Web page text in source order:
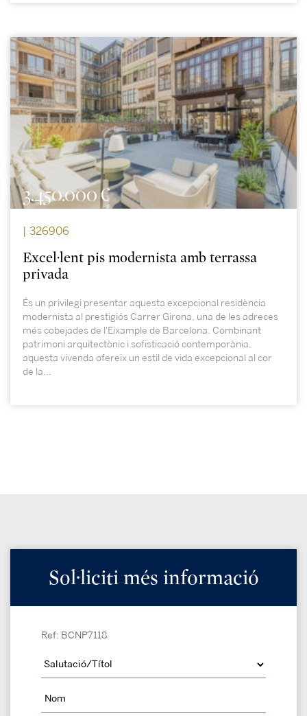
3.450.000 €
| 326906
Excel·lent pis modernista amb terrassa
privada
És un privilegi presentar aquesta excepcional residència
modernista al prestigiós Carrer Girona, una de les adreces
més cobejades de l'Eixample de Barcelona. Combinant
patrimoni arquitectònic i sofisticació contemporània,
aquesta vivenda ofereix un estil de vida excepcional al cor
de la...
Sol·liciti més informació
Ref: BCNP7118